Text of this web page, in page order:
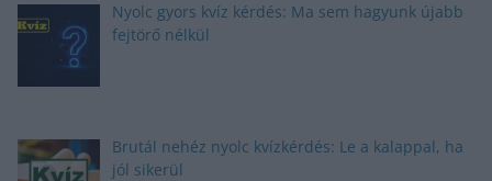
Nyolc gyors kvíz kérdés: Ma sem hagyunk újabb
fejtörő nélkül
Brutál nehéz nyolc kvízkérdés: Le a kalappal, ha
jól sikerül